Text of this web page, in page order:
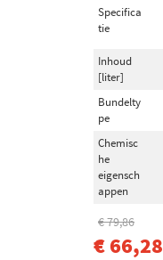
Specifica
tie
Inhoud
[liter]
Bundelty
pe
Chemisc
he
eigensch
appen
€ 79,86
€ 66,28